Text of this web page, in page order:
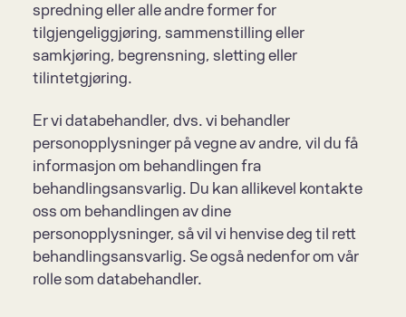
spredning eller alle andre former for
tilgjengeliggjøring, sammenstilling eller
samkjøring, begrensning, sletting eller
tilintetgjøring.
Er vi databehandler, dvs. vi behandler
personopplysninger på vegne av andre, vil du få
informasjon om behandlingen fra
behandlingsansvarlig. Du kan allikevel kontakte
oss om behandlingen av dine
personopplysninger, så vil vi henvise deg til rett
behandlingsansvarlig. Se også nedenfor om vår
rolle som databehandler.